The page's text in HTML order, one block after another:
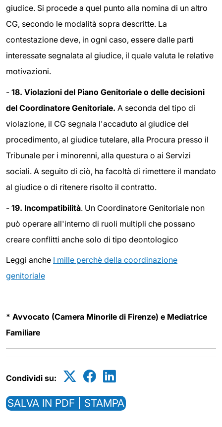
giudice. Si procede a quel punto alla nomina di un altro
CG, secondo le modalità sopra descritte. La
contestazione deve, in ogni caso, essere dalle parti
interessate segnalata al giudice, il quale valuta le relative
motivazioni.
- 18. Violazioni del Piano Genitoriale o delle decisioni
del Coordinatore Genitoriale. A seconda del tipo di
violazione, il CG segnala l'accaduto al giudice del
procedimento, al giudice tutelare, alla Procura presso il
Tribunale per i minorenni, alla questura o ai Servizi
sociali. A seguito di ciò, ha facoltà di rimettere il mandato
al giudice o di ritenere risolto il contratto.
- 19. Incompatibilità. Un Coordinatore Genitoriale non
può operare all'interno di ruoli multipli che possano
creare conflitti anche solo di tipo deontologico
Leggi anche I mille perchè della coordinazione
genitoriale
* Avvocato (Camera Minorile di Firenze) e Mediatrice
Familiare
Condividi su:
SALVA IN PDF | STAMPA